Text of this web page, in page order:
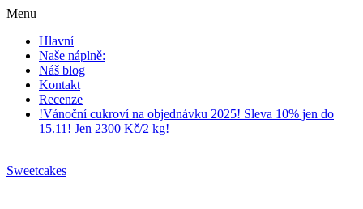
Menu
Hlavní
Naše náplně:
Náš blog
Kontakt
Recenze
!Vánoční cukroví na objednávku 2025! Sleva 10% jen do
15.11! Jen 2300 Kč/2 kg!
Sweetcakes